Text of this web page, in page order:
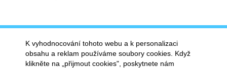
K vyhodnocování tohoto webu a k personalizaci
obsahu a reklam používáme soubory cookies. Když
klikněte na „přijmout cookies", poskytnete nám